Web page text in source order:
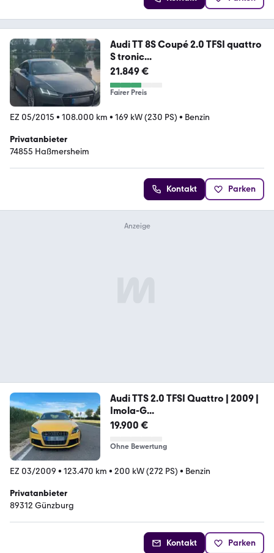
Audi TT 8S Coupé 2.0 TFSI quattro
S tronic...
21.849 €
Fairer Preis
EZ 05/2015 • 108.000 km • 169 kW (230 PS) • Benzin
Privatanbieter
74855 Haßmersheim
Kontakt Parken
Audi TTS 2.0 TFSI Quattro | 2009 |
Imola-G...
19.900 €
Ohne Bewertung
EZ 03/2009 • 123.470 km • 200 kW (272 PS) • Benzin
Privatanbieter
89312 Günzburg
Kontakt Parken